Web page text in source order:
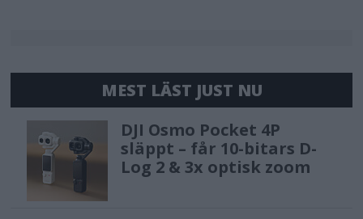
MEST LÄST JUST NU
DJI Osmo Pocket 4P
släppt – får 10-bitars D-
Log 2 & 3x optisk zoom